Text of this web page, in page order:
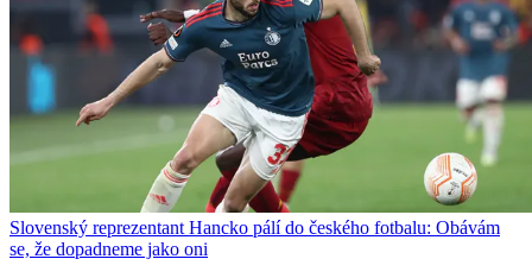
Slovenský reprezentant Hancko pálí do českého fotbalu: Obávám
se, že dopadneme jako oni